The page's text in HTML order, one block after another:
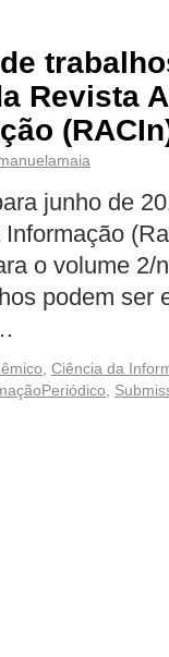
Revista
junho de
o volume 2/
podem ser
Ciência da